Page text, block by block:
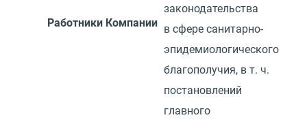
Работники Компании
законодательства
в сфере санитарно-
эпидемиологического
благополучия, в т. ч.
постановлений
главного